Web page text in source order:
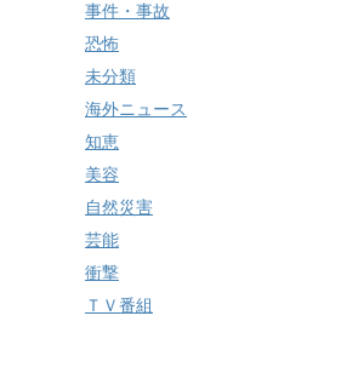
事件・事故
恐怖
未分類
海外ニュース
知恵
美容
自然災害
芸能
衝撃
ＴＶ番組